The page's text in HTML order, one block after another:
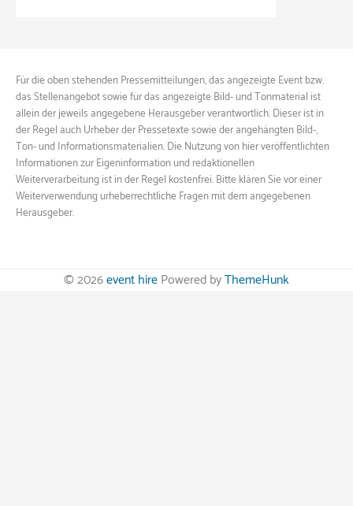
Für die oben stehenden Pressemitteilungen, das angezeigte Event bzw.
das Stellenangebot sowie für das angezeigte Bild- und Tonmaterial ist
allein der jeweils angegebene Herausgeber verantwortlich. Dieser ist in
der Regel auch Urheber der Pressetexte sowie der angehängten Bild-,
Ton- und Informationsmaterialien. Die Nutzung von hier veröffentlichten
Informationen zur Eigeninformation und redaktionellen
Weiterverarbeitung ist in der Regel kostenfrei. Bitte klären Sie vor einer
Weiterverwendung urheberrechtliche Fragen mit dem angegebenen
Herausgeber.
© 2026event hirePowered byThemeHunk